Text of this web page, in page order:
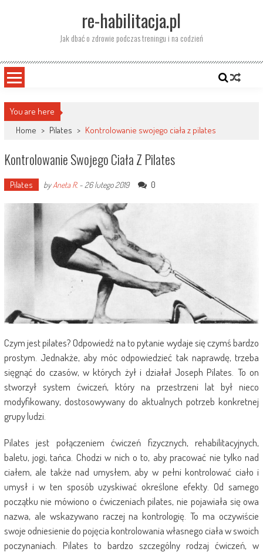
re-habilitacja.pl
Jak dbać o zdrowie podczas treningu i na codzień
You are here
Home > Pilates > Kontrolowanie swojego ciała z pilates
Kontrolowanie Swojego Ciała Z Pilates
Pilates byAneta R.- 26 lutego 2019 0
Czym jest pilates? Odpowiedź na to pytanie wydaje się czymś bardzo
prostym. Jednakże, aby móc odpowiedzieć tak naprawdę, trzeba
sięgnąć do czasów, w których żył i działał Joseph Pilates. To on
stworzył system ćwiczeń, który na przestrzeni lat był nieco
modyfikowany, dostosowywany do aktualnych potrzeb konkretnej
grupy ludzi.
Pilates jest połączeniem ćwiczeń fizycznych, rehabilitacyjnych,
baletu, jogi, tańca. Chodzi w nich o to, aby pracować nie tylko nad
ciałem, ale także nad umysłem, aby w pełni kontrolować ciało i
umysł i w ten sposób uzyskiwać określone efekty. Od samego
początku nie mówiono o ćwiczeniach pilates, nie pojawiała się owa
nazwa, ale wskazywano raczej na kontrologię. To ma oczywiście
swoje odniesienie do pojęcia kontrolowania własnego ciała w swoich
poczynaniach. Pilates to bardzo szczególny rodzaj ćwiczeń, w